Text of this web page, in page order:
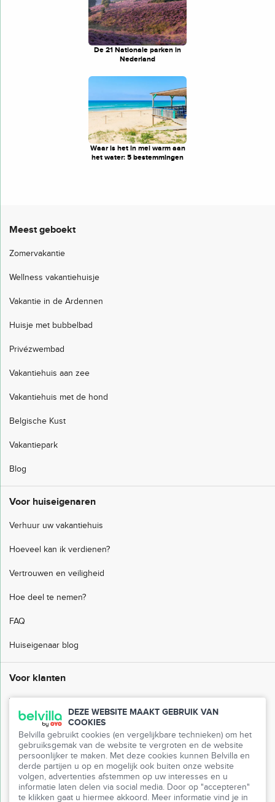
DEZE WEBSITE MAAKT GEBRUIK VAN
COOKIES
Belvilla gebruikt cookies (en vergelijkbare technieken) om het
gebruiksgemak van de website te vergroten en de website
persoonlijker te maken. Met deze cookies kunnen Belvilla en
derde partijen u op en mogelijk ook buiten onze website
volgen, advertenties afstemmen op uw interesses en u
informatie laten delen via social media. Door op "accepteren"
te klikken gaat u hiermee akkoord. Meer informatie vind je in
De 21 Nationale parken in
Nederland
Waar is het in mei warm aan
het water: 5 bestemmingen
Meest geboekt
Zomervakantie
Wellness vakantiehuisje
Vakantie in de Ardennen
Huisje met bubbelbad
Privézwembad
Vakantiehuis aan zee
Vakantiehuis met de hond
Belgische Kust
Vakantiepark
Blog
Voor huiseigenaren
Verhuur uw vakantiehuis
Hoeveel kan ik verdienen?
Vertrouwen en veiligheid
Hoe deel te nemen?
FAQ
Huiseigenaar blog
Voor klanten
Veelgestelde vragen
Klantenservice
Mijn Belvilla
Pers
Partnerprogramma